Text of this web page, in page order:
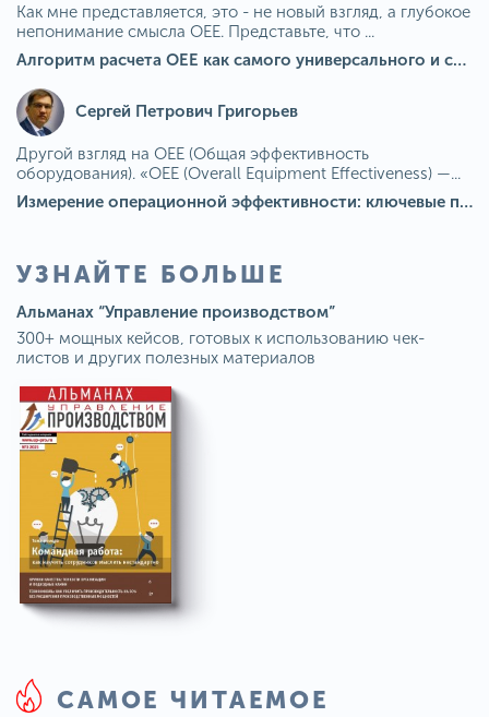
Как мне представляется, это - не новый взгляд, а глубокое
непонимание смысла OEE. Представьте, что ...
Алгоритм расчета ОЕЕ как самого универсального и современного показателя эффективности оборудования в мире
Сергей Петрович Григорьев
Другой взгляд на OEE (Общая эффективность
оборудования). «OEE (Overall Equipment Effectiveness) —...
Измерение операционной эффективности: ключевые показатели для непрерывного совершенствования
УЗНАЙТЕ БОЛЬШЕ
Альманах “Управление производством”
300+ мощных кейсов, готовых к использованию чек-
листов и других полезных материалов
САМОЕ ЧИТАЕМОЕ